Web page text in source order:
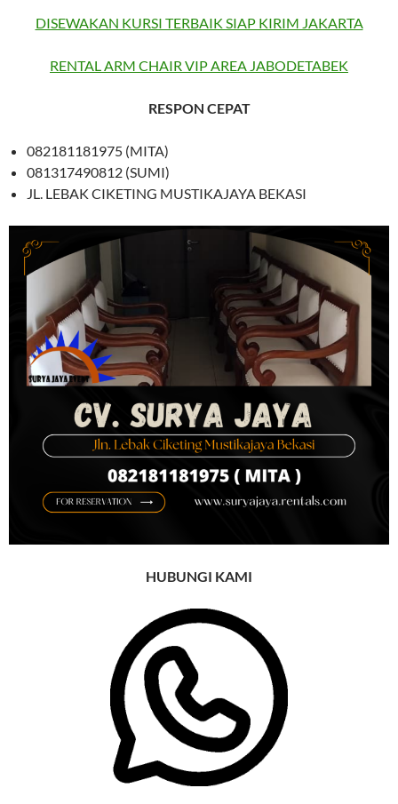
DISEWAKAN KURSI TERBAIK SIAP KIRIM JAKARTA
RENTAL ARM CHAIR VIP AREA JABODETABEK
RESPON CEPAT
082181181975 (MITA)
081317490812 (SUMI)
JL. LEBAK CIKETING MUSTIKAJAYA BEKASI
HUBUNGI KAMI